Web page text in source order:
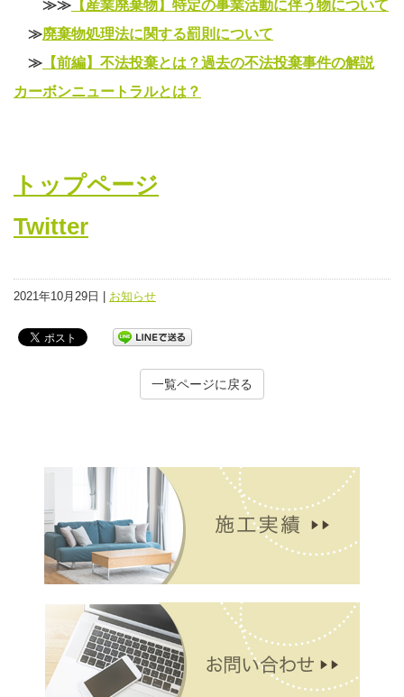
≫≫ 【産業廃棄物】特定の事業活動に伴う物について
≫廃棄物処理法に関する罰則について
≫ 【前編】不法投棄とは？過去の不法投棄事件の解説
カーボンニュートラルとは？
トップページ
Twitter
2021年10月29日 | お知らせ
一覧ページに戻る